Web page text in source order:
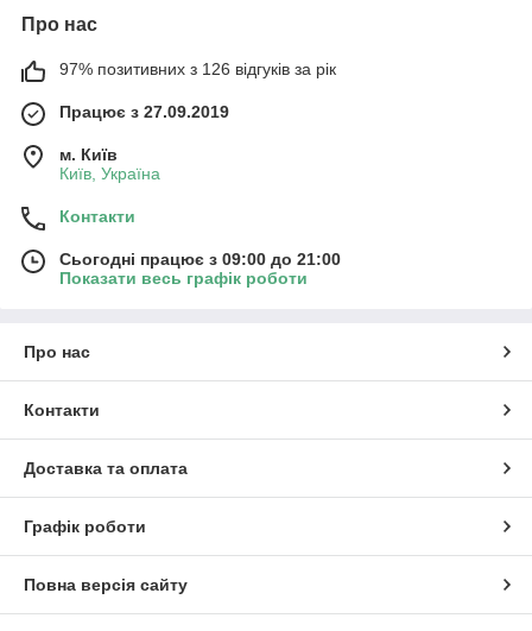
Про нас
97% позитивних з 126 відгуків за рік
Працює з 27.09.2019
м. Київ
Київ, Україна
Контакти
Сьогодні працює з 09:00 до 21:00
Показати весь графік роботи
Про нас
Контакти
Доставка та оплата
Графік роботи
Повна версія сайту